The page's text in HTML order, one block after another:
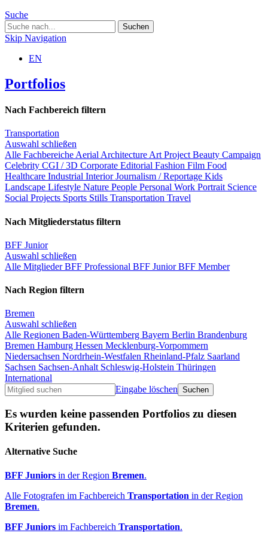
Suche
Skip Navigation
EN
Portfolios
Nach Fachbereich filtern
Transportation
Auswahl schließen
Alle Fachbereiche Aerial Architecture Art Project Beauty Campaign
Celebrity CGI / 3D Corporate Editorial Fashion Film Food
Healthcare Industrial InteriorJournalism / Reportage Kids
Landscape Lifestyle Nature People Personal Work Portrait Science
Social Projects Sports Stills Transportation Travel
Nach Mitgliederstatus filtern
BFF Junior
Auswahl schließen
Alle MitgliederBFF Professional BFF JuniorBFF Member
Nach Region filtern
Bremen
Auswahl schließen
Alle Regionen Baden-Württemberg Bayern Berlin Brandenburg
Bremen Hamburg Hessen Mecklenburg-Vorpommern
Niedersachsen Nordrhein-Westfalen Rheinland-Pfalz Saarland
Sachsen Sachsen-Anhalt Schleswig-Holstein Thüringen
International
Eingabe löschen
Es wurden keine passenden Portfolios zu diesen
Kriterien gefunden.
Alternative Suche
BFF Juniors in der Region Bremen.
Alle Fotografen im Fachbereich Transportation in der Region
Bremen.
BFF Juniors im Fachbereich Transportation.